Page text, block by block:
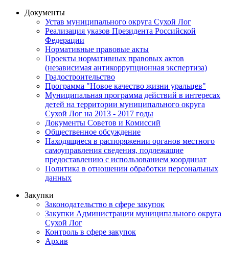
Документы
Устав муниципального округа Сухой Лог
Реализация указов Президента Российской
Федерации
Нормативные правовые акты
Проекты нормативных правовых актов
(независимая антикоррупционная экспертиза)
Градостроительство
Программа "Новое качество жизни уральцев"
Муниципальная программа действий в интересах
детей на территории муниципального округа
Сухой Лог на 2013 - 2017 годы
Документы Советов и Комиссий
Общественное обсуждение
Находящиеся в распоряжении органов местного
самоуправления сведения, подлежащие
предоставлению с использованием координат
Политика в отношении обработки персональных
данных
Закупки
Законодательство в сфере закупок
Закупки Администрации муниципального округа
Сухой Лог
Контроль в сфере закупок
Архив